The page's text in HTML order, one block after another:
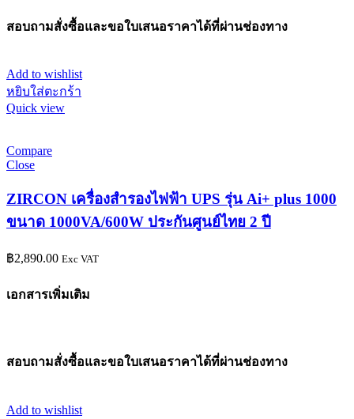
สอบถามสั่งซื้อและขอใบเสนอราคาได้ที่ผ่านช่องทาง
Add to wishlist
หยิบใส่ตะกร้า
Quick view
Compare
Close
ZIRCON เครื่องสำรองไฟฟ้า UPS รุ่น Ai+ plus 1000
ขนาด 1000VA/600W ประกันศูนย์ไทย 2 ปี
฿2,890.00 Exc VAT
เอกสารเพิ่มเติม
สอบถามสั่งซื้อและขอใบเสนอราคาได้ที่ผ่านช่องทาง
Add to wishlist